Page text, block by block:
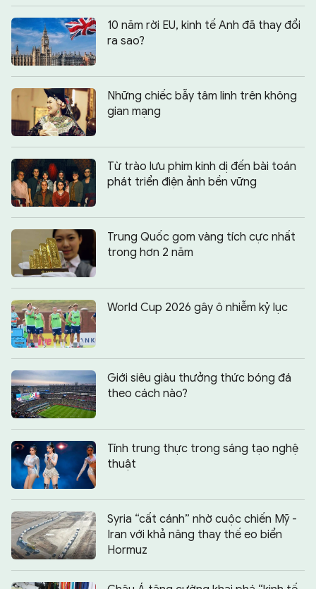
10 năm rời EU, kinh tế Anh đã thay đổi
ra sao?
Những chiếc bẫy tâm linh trên không
gian mạng
Từ trào lưu phim kinh dị đến bài toán
phát triển điện ảnh bền vững
Trung Quốc gom vàng tích cực nhất
trong hơn 2 năm
World Cup 2026 gây ô nhiễm kỷ lục
Giới siêu giàu thưởng thức bóng đá
theo cách nào?
Tính trung thực trong sáng tạo nghệ
thuật
Syria “cất cánh” nhờ cuộc chiến Mỹ -
Iran với khả năng thay thế eo biển
Hormuz